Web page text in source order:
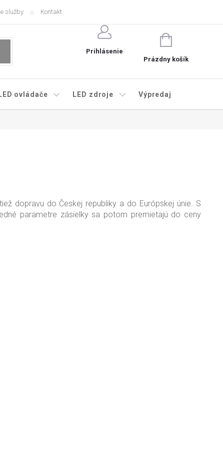
služby Kontakt
Prihlásenie
NÁKUPNÝ
KOŠÍK
Prázdny košík
LED ovládače LED zdroje Výpredaj
dopravu do Českej republiky a do Európskej únie. S
parametre zásielky sa potom premietajú do ceny